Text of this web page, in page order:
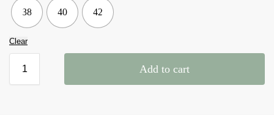
38 40 42
Clear
Add to cart